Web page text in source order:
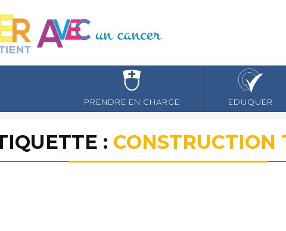
PRENDRE EN CHARGE EDUQUER
: CONSTRUCTION